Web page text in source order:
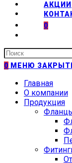
АКЦИИ
0
Искать:
0 МЕНЮ
Главная
О компании
Продукция